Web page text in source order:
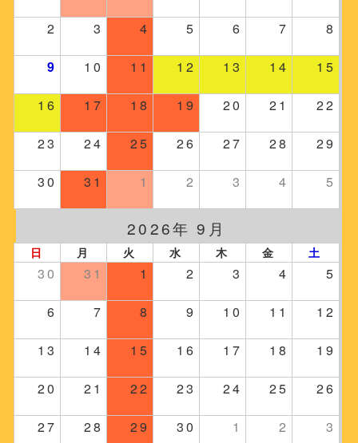
2 3 4 5 6 7 8
9 10 11 12 13 14 15
16 17 18 19 20 21 22
23 24 25 26 27 28 29
30 31 1 2 3 4 5
2026年 9月
日 月 火 水 木 金 土
30 31 1 2 3 4 5
6 7 8 9 10 11 12
13 14 15 16 17 18 19
20 21 22 23 24 25 26
27 28 29 30 1 2 3